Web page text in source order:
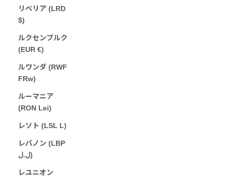
リベリア (LRD
$)
ルクセンブルク
(EUR €)
ルワンダ (RWF
FRw)
ルーマニア
(RON Lei)
レソト (LSL L)
レバノン (LBP
ل.ل)
レユニオン